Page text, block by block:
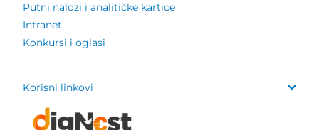
Putni nalozi i analitičke kartice
Intranet
Konkursi i oglasi
Korisni linkovi